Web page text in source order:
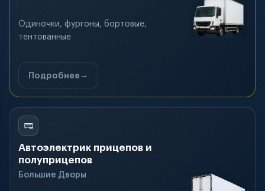
Одиночки, фургоны, бортовые,
тентованные
Подробнее
Автоэлектрик прицепов и
полуприцепов
Большие Дворы